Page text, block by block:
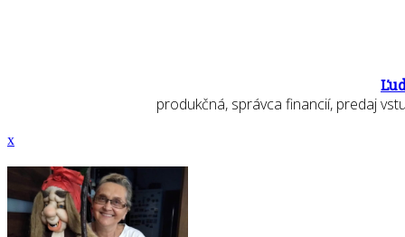
produkčná, správca financií, predaj
x